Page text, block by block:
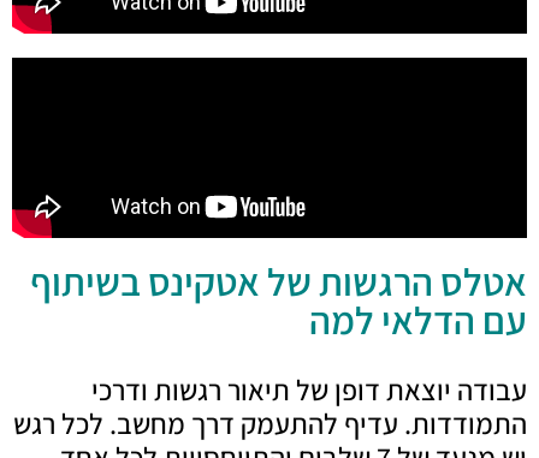
אטלס הרגשות של אטקינס בשיתוף
עם הדלאי למה
עבודה יוצאת דופן של תיאור רגשות ודרכי
התמודדות. עדיף להתעמק דרך מחשב. לכל רגש